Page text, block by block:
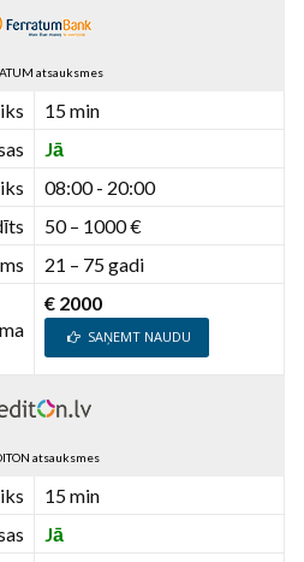
atsauksmes
15 min
Jā
08:00 - 20:00
50 – 1000 €
21 – 75 gadi
€ 2000
SAŅEMT NAUDU
atsauksmes
15 min
Jā